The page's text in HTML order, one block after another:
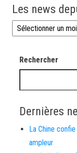
Les news
Les news depuis
Rechercher
Dernières
La Chine
ampleur